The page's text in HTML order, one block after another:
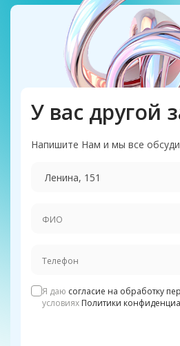
У вас другой
Напишите Нам и мы все
Я даю согласие на обработку
условиях Политики